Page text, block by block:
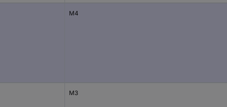
M4
M3